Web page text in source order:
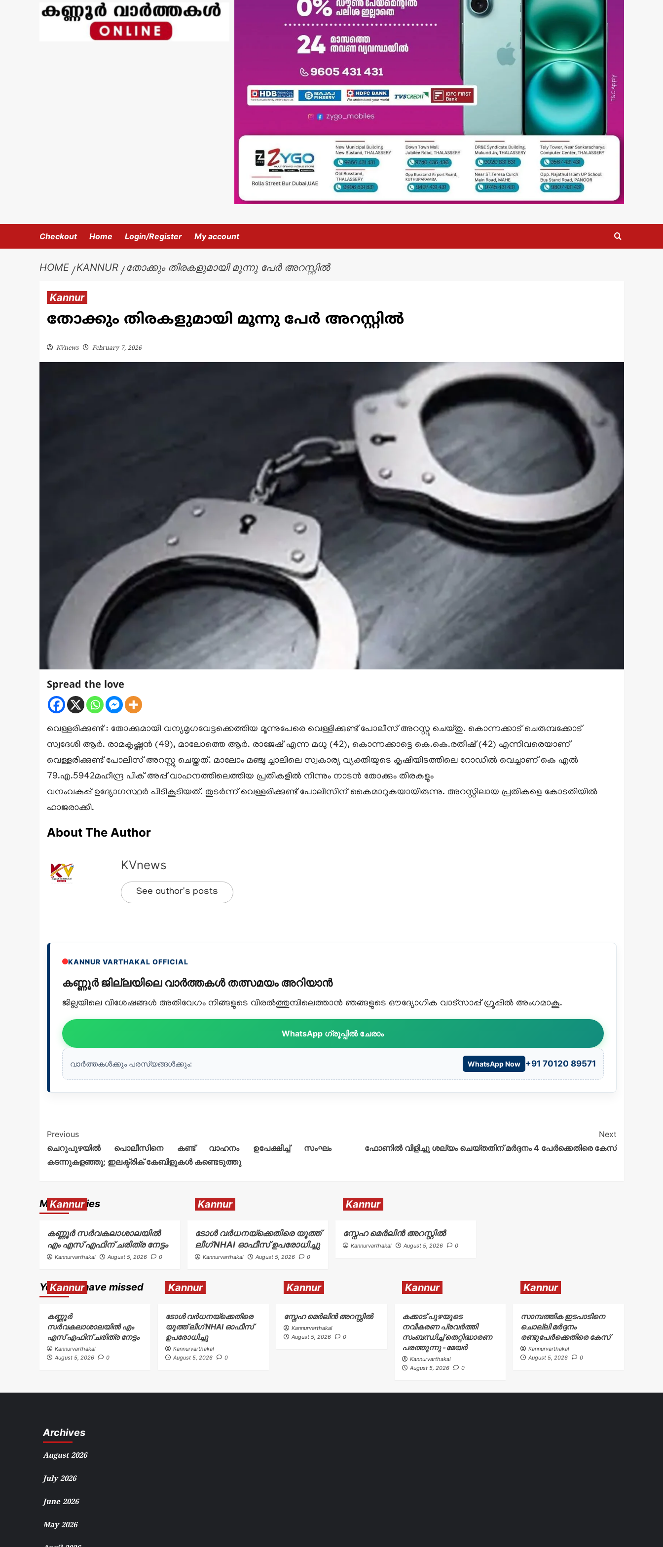
Checkout Home Login/Register My account
HOME KANNUR തോക്കും തിരകളുമായി മൂന്നു പേർ അറസ്റ്റിൽ
Kannur
തോക്കും തിരകളുമായി മൂന്നു പേർ അറസ്റ്റിൽ
KVnews February 7, 2026
Spread the love
വെള്ളരിക്കുണ്ട് : തോക്കുമായി വന്യമൃഗവേട്ടക്കെത്തിയ മൂന്നുപേരെ വെള്ളിക്കുണ്ട് പോലീസ് അറസ്റ്റു ചെയ്തു. കൊന്നക്കാട് ചെരുമ്പക്കോട്
സ്വദേശി ആർ. രാമകൃഷ്ണൻ (49), മാലോത്തെ ആർ. രാജേഷ് എന്ന മധു (42), കൊന്നക്കാട്ടെ കെ.കെ.രതീഷ് (42) എന്നിവരെയാണ്
വെള്ളരിക്കുണ്ട് പോലീസ് അറസ്റ്റു ചെയ്തത്. മാലോം മഞ്ചു ച്ചാലിലെ സ്വകാര്യ വ്യക്തിയുടെ കൃഷിയിടത്തിലെ റോഡിൽ വെച്ചാണ് കെ എൽ
79.എ.5942മഹീന്ദ്ര പിക് അപ്പ് വാഹനത്തിലെത്തിയ പ്രതികളിൽ നിന്നും നാടൻ തോക്കും തിരകളും
വനംവകുപ്പ് ഉദ്യോഗസ്ഥർ പിടികൂടിയത്. തുടർന്ന് വെള്ളരിക്കുണ്ട് പോലീസിന് കൈമാറുകയായിരുന്നു. അറസ്റ്റിലായ പ്രതികളെ കോടതിയിൽ
ഹാജരാക്കി.
About The Author
KVnews
See author's posts
KANNUR VARTHAKAL OFFICIAL
കണ്ണൂർ ജില്ലയിലെ വാർത്തകൾ തത്സമയം അറിയാൻ
ജില്ലയിലെ വിശേഷങ്ങൾ അതിവേഗം നിങ്ങളുടെ വിരൽത്തുമ്പിലെത്താൻ ഞങ്ങളുടെ ഔദ്യോഗിക വാട്സാപ്പ് ഗ്രൂപ്പിൽ അംഗമാകൂ.
WhatsApp ഗ്രൂപ്പിൽ ചേരാം
വാർത്തകൾക്കും പരസ്യങ്ങൾക്കും: WhatsApp Now +91 70120 89571
Previous
ചെറുപുഴയിൽ പൊലീസിനെ കണ്ട് വാഹനം ഉപേക്ഷിച്ച് സംഘം
കടന്നുകളഞ്ഞു; ഇലക്ട്രിക് കേബിളുകൾ കണ്ടെടുത്തു
Next
ഫോണിൽ വിളിച്ചു ശല്യം ചെയ്തതിന് മർദ്ദനം 4 പേർക്കെതിരെ കേസ്
More Stories
Kannur
കണ്ണൂർ സർവകലാശാലയിൽ
എം എസ് എഫിന് ചരിത്ര നേട്ടം
Kannurvarthakal August 5, 2026 0
Kannur
ടോള്‍ വര്‍ധനയ്ക്കെതിരെ യൂത്ത്
ലീഗ് NHAI ഓഫീസ് ഉപരോധിച്ചു
Kannurvarthakal August 5, 2026 0
Kannur
സ്നേഹ മെർലിൻ അറസ്റ്റിൽ
Kannurvarthakal August 5, 2026 0
You may have missed
Kannur
കണ്ണൂർ
സർവകലാശാലയിൽ എം
എസ് എഫിന് ചരിത്ര നേട്ടം
Kannurvarthakal
August 5, 2026
0
Kannur
ടോള്‍ വര്‍ധനയ്ക്കെതിരെ
യൂത്ത് ലീഗ് NHAI ഓഫീസ്
ഉപരോധിച്ചു
Kannurvarthakal
August 5, 2026
0
Kannur
സ്നേഹ മെർലിൻ അറസ്റ്റിൽ
Kannurvarthakal
August 5, 2026
0
Kannur
കക്കാട് പുഴയുടെ
നവീകരണ പ്രവർത്തി
സംബന്ധിച്ച് തെറ്റിദ്ധാരണ
പരത്തുന്നു -മേയർ
Kannurvarthakal
August 5, 2026
0
Kannur
സാമ്പത്തിക ഇടപാടിനെ
ചൊല്ലി മർദ്ദനം
രണ്ടുപേർക്കെതിരെ കേസ്
Kannurvarthakal
August 5, 2026
0
Archives
August 2026
July 2026
June 2026
May 2026